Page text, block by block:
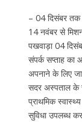
– 04 दिसंबर तक
14 नवंबर से
पखवाड़ा 04
संपर्क सप्ताह का
अपनाने के लिए
सदर अस्पताल के
प्राथमिक
सुविधा उपलब्ध